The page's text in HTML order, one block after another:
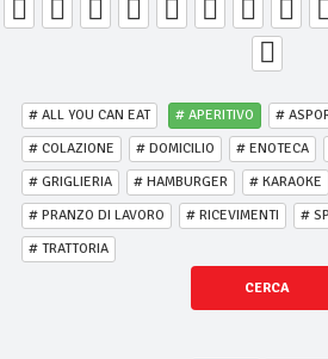
# ALL YOU CAN EAT # APERITIVO #
# COLAZIONE
# DOMICILIO # ENOTECA
# GRIGLIERIA
# HAMBURGER # KARAOKE
# PRANZO DI LAVORO
# RICEVIMENTI
#
# TRATTORIA
CERCA